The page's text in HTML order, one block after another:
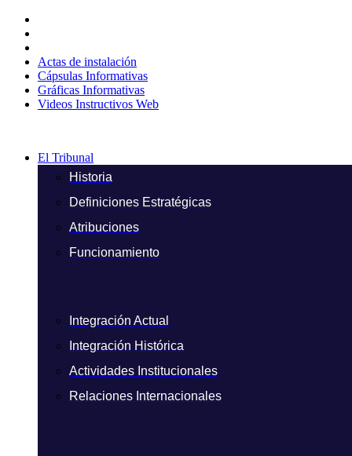
contenido
Actas de instalación
Cápsulas Informativas
Gráficas Informativas
Videos Instructivos Web
El Tribunal
Historia
Definiciones Estratégicas
Atribuciones
Funcionamiento
Integración Actual
Integración Histórica
Actividades Institucionales
Relaciones Internacionales